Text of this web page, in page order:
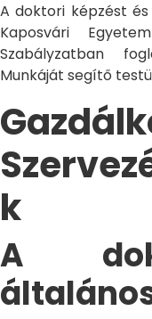
A doktori képzést
Kaposvári
Szabályzatban
Munkáját segítő
k
A